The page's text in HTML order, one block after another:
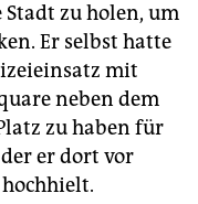
zu holen, um
Er selbst hatte
mit
neben dem
zu haben für
er dort vor